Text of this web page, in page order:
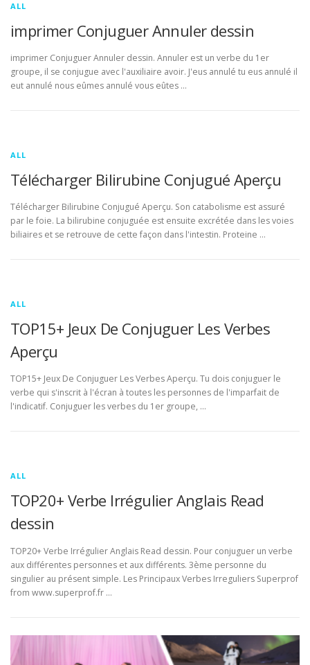
ALL
imprimer Conjuguer Annuler dessin
imprimer Conjuguer Annuler dessin. Annuler est un verbe du 1er
groupe, il se conjugue avec l'auxiliaire avoir. J'eus annulé tu eus annulé il
eut annulé nous eûmes annulé vous eûtes …
ALL
Télécharger Bilirubine Conjugué Aperçu
Télécharger Bilirubine Conjugué Aperçu. Son catabolisme est assuré
par le foie. La bilirubine conjuguée est ensuite excrétée dans les voies
biliaires et se retrouve de cette façon dans l'intestin. Proteine …
ALL
TOP15+ Jeux De Conjuguer Les Verbes
Aperçu
TOP15+ Jeux De Conjuguer Les Verbes Aperçu. Tu dois conjuguer le
verbe qui s'inscrit à l'écran à toutes les personnes de l'imparfait de
l'indicatif. Conjuguer les verbes du 1er groupe, …
ALL
TOP20+ Verbe Irrégulier Anglais Read
dessin
TOP20+ Verbe Irrégulier Anglais Read dessin. Pour conjuguer un verbe
aux différentes personnes et aux différents. 3ème personne du
singulier au présent simple. Les Principaux Verbes Irreguliers Superprof
from www.superprof.fr …